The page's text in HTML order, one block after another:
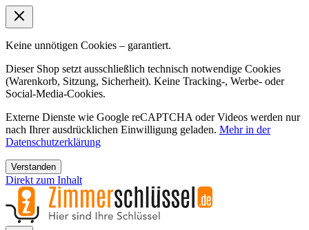
Keine unnötigen Cookies – garantiert.
Dieser Shop setzt ausschließlich technisch notwendige Cookies
(Warenkorb, Sitzung, Sicherheit). Keine Tracking-, Werbe- oder
Social-Media-Cookies.
Externe Dienste wie Google reCAPTCHA oder Videos werden nur
nach Ihrer ausdrücklichen Einwilligung geladen. Mehr in der
Datenschutzerklärung
Verstanden
Direkt zum Inhalt